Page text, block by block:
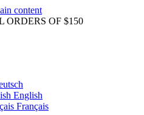
content
ORDERS OF $150
English
Français